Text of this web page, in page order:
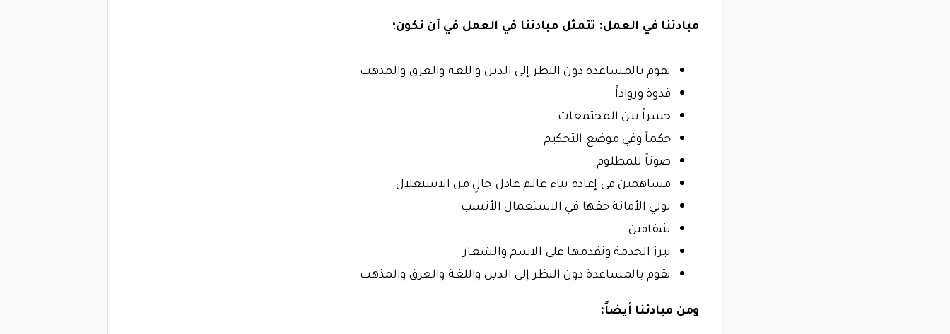
مبادئنا في العمل: تتمثل مبادئنا في العمل في أن نكون؛
نقوم بالمساعدة دون النظر إلى الدين واللغة والعرق والمذهب
قدوة ورواداً
جسراً بين المجتمعات
حكماً وفي موضع التحكيم
صوتاً للمظلوم
مساهمين في إعادة بناء عالم عادل خالٍ من الاستغلال
نولي الأمانة حقها في الاستعمال الأنسب
شفافين
نبرز الخدمة ونقدمها على الاسم والشعار
نقوم بالمساعدة دون النظر إلى الدين واللغة والعرق والمذهب
ومن مبادئنا أيضاً: